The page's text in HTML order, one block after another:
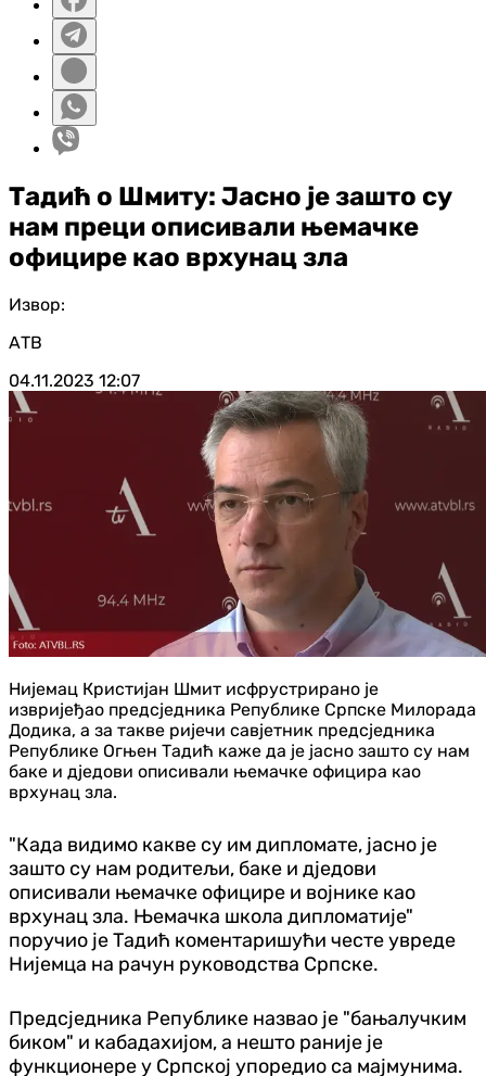
Тадић о Шмиту: Јасно је зашто су
нам преци описивали њемачке
официре као врхунац зла
Извор:
АТВ
04.11.2023 12:07
Нијемац Кристијан Шмит исфрустрирано је
извријеђао предсједника Републике Српске Милорада
Додика, а за такве ријечи савјетник предсједника
Републике Огњен Тадић каже да је јасно зашто су нам
баке и дједови описивали њемачке официра као
врхунац зла.
"Када видимо какве су им дипломате, јасно је
зашто су нам родитељи, баке и дједови
описивали њемачке официре и војнике као
врхунац зла. Њемачка школа дипломатије"
поручио је Тадић коментаришући честе увреде
Нијемца на рачун руководства Српске.
Предсједника Републике назвао је "бањалучким
биком" и кабадахијом, а нешто раније је
функционере у Српској упоредио са мајмунима.